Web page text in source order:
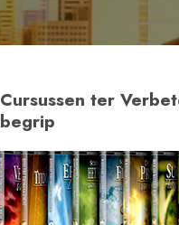
Cursussen ter
begrip